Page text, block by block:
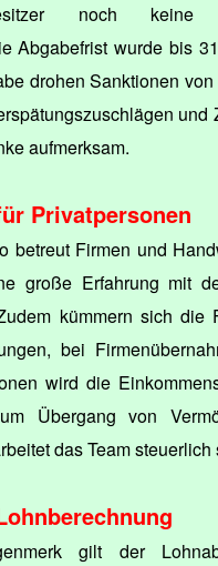
noch keine
Abgabefrist wurde bis
drohen Sanktionen
und
aufmerksam.
Privatpersonen
betreut Firmen und
große Erfahrung mit
kümmern sich die
bei
wird die
Übergang von
das Team
gilt der